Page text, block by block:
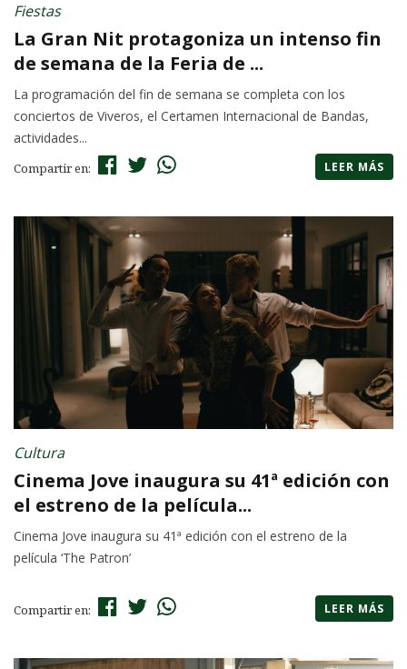
Fiestas
La Gran Nit protagoniza un intenso fin
de semana de la Feria de ...
La programación del fin de semana se completa con los
conciertos de Viveros, el Certamen Internacional de Bandas,
actividades...
Compartir en: LEER MÁS
Cultura
Cinema Jove inaugura su 41ª edición con
el estreno de la película...
Cinema Jove inaugura su 41ª edición con el estreno de la
película ‘The Patron’
Compartir en: LEER MÁS